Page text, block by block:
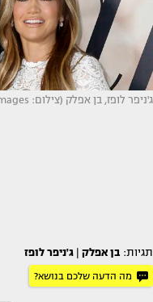
ג'ניפר לופז, בן אפלק (צילום: Frazer Harrison Getty Images)
תגיות: בן אפלק ג'ניפר לופז
מה הדעה שלכם בנושא?